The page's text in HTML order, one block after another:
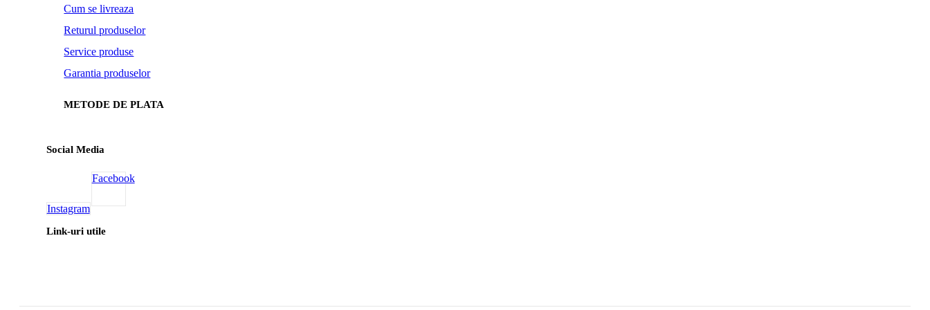
Cum se livreaza
Returul produselor
Service produse
Garantia produselor
METODE DE PLATA
Social Media
Facebook
Instagram
Link-uri utile